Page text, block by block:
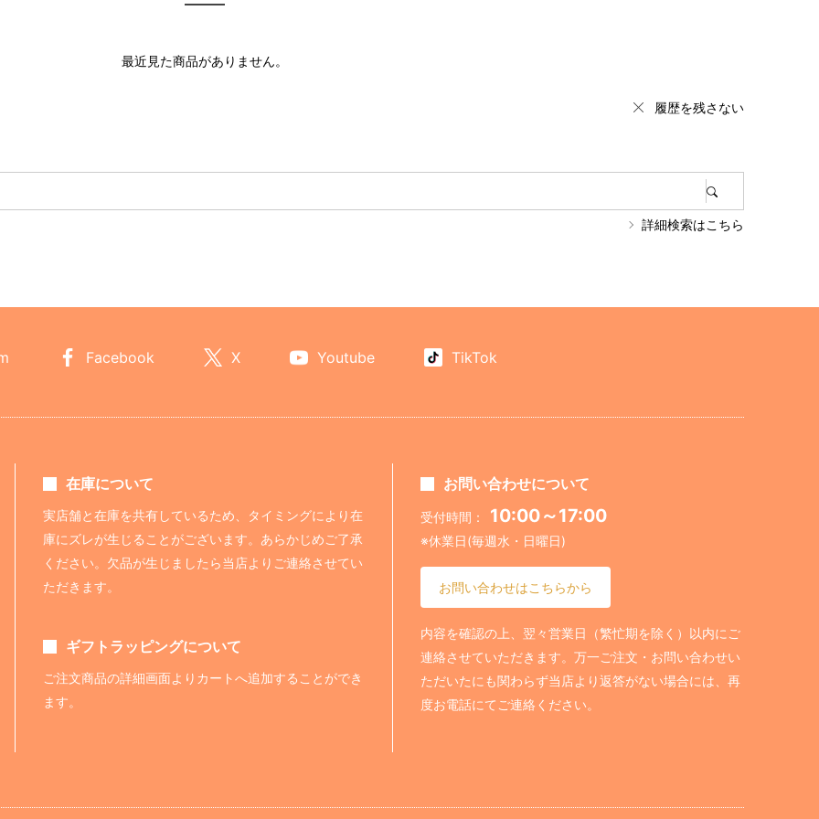
最近見た商品がありません。
履歴を残さない
詳細検索はこちら
Facebook X Youtube TikTok
在庫について
実店舗と在庫を共有しているため、タイミングにより在
庫にズレが生じることがございます。あらかじめご了承
ください。欠品が生じましたら当店よりご連絡させてい
ただきます。
ギフトラッピングについて
ご注文商品の詳細画面よりカートへ追加することができ
ます。
お問い合わせについて
受付時間： 10:00～17:00
※休業日(毎週水・日曜日)
お問い合わせはこちらから
内容を確認の上、翌々営業日（繁忙期を除く）以内にご
連絡させていただきます。万一ご注文・お問い合わせい
ただいたにも関わらず当店より返答がない場合には、再
度お電話にてご連絡ください。